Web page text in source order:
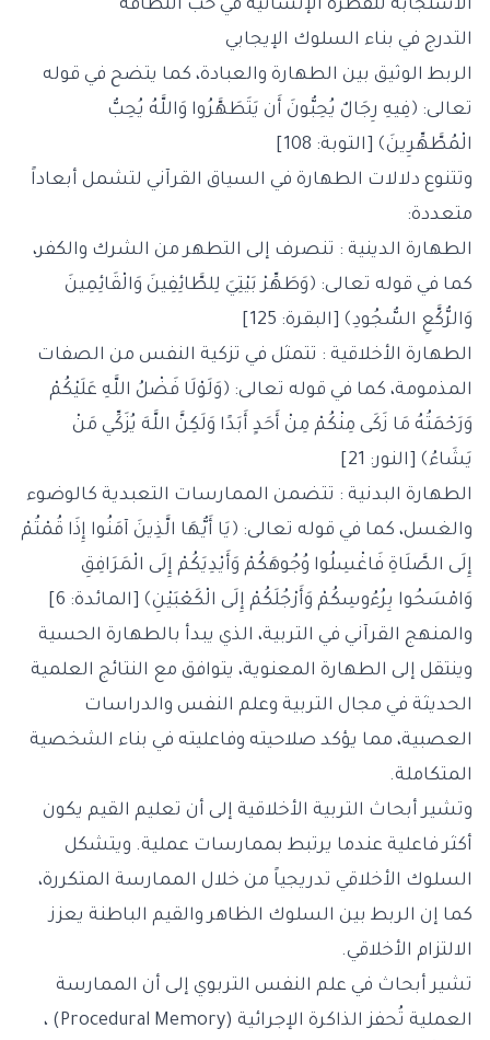
الاستجابة للفطرة الإنسانية في حب النظافة
التدرج في بناء السلوك الإيجابي
الربط الوثيق بين الطهارة والعبادة، كما يتضح في قوله
تعالى: ﴿فِيهِ رِجَالٌ يُحِبُّونَ أَن يَتَطَهَّرُوا وَاللَّهُ يُحِبُّ
الْمُطَّهِّرِينَ﴾ [التوبة: 108]
وتتنوع دلالات الطهارة في السياق القرآني لتشمل أبعاداً
متعددة:
الطهارة الدينية : تنصرف إلى التطهر من الشرك والكفر،
كما في قوله تعالى: ﴿وَطَهِّرْ بَيْتِيَ لِلطَّائِفِينَ وَالْقَائِمِينَ
وَالرُّكَّعِ السُّجُودِ﴾ [البقرة: 125]
الطهارة الأخلاقية : تتمثل في تزكية النفس من الصفات
المذمومة، كما في قوله تعالى: ﴿وَلَوْلَا فَضْلُ اللَّهِ عَلَيْكُمْ
وَرَحْمَتُهُ مَا زَكَى مِنْكُمْ مِنْ أَحَدٍ أَبَدًا وَلَكِنَّ اللَّهَ يُزَكِّي مَنْ
يَشَاءُ﴾ [النور: 21]
الطهارة البدنية : تتضمن الممارسات التعبدية كالوضوء
والغسل، كما في قوله تعالى: ﴿يَا أَيُّهَا الَّذِينَ آمَنُوا إِذَا قُمْتُمْ
إِلَى الصَّلَاةِ فَاغْسِلُوا وُجُوهَكُمْ وَأَيْدِيَكُمْ إِلَى الْمَرَافِقِ
وَامْسَحُوا بِرُءُوسِكُمْ وَأَرْجُلَكُمْ إِلَى الْكَعْبَيْنِ﴾ [المائدة: 6]
والمنهج القرآني في التربية، الذي يبدأ بالطهارة الحسية
وينتقل إلى الطهارة المعنوية، يتوافق مع النتائج العلمية
الحديثة في مجال التربية وعلم النفس والدراسات
العصبية، مما يؤكد صلاحيته وفاعليته في بناء الشخصية
المتكاملة.
وتشير أبحاث التربية الأخلاقية إلى أن تعليم القيم يكون
أكثر فاعلية عندما يرتبط بممارسات عملية. ويتشكل
السلوك الأخلاقي تدريجياً من خلال الممارسة المتكررة،
كما إن الربط بين السلوك الظاهر والقيم الباطنة يعزز
الالتزام الأخلاقي.
تشير أبحاث في علم النفس التربوي إلى أن الممارسة
العملية تُحفز الذاكرة الإجرائية (Procedural Memory) ،